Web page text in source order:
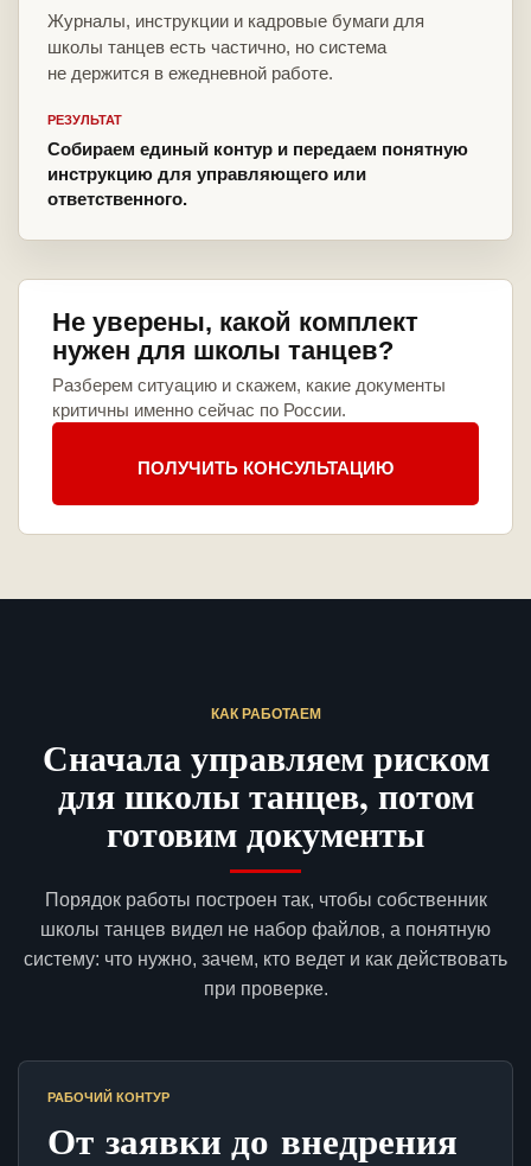
Журналы, инструкции и кадровые бумаги для
школы танцев есть частично, но система
не держится в ежедневной работе.
РЕЗУЛЬТАТ
Собираем единый контур и передаем понятную
инструкцию для управляющего или
ответственного.
Не уверены, какой комплект
нужен для школы танцев?
Разберем ситуацию и скажем, какие документы
критичны именно сейчас по России.
ПОЛУЧИТЬ КОНСУЛЬТАЦИЮ
КАК РАБОТАЕМ
Сначала управляем риском
для школы танцев, потом
готовим документы
Порядок работы построен так, чтобы собственник
школы танцев видел не набор файлов, а понятную
систему: что нужно, зачем, кто ведет и как действовать
при проверке.
РАБОЧИЙ КОНТУР
От заявки до внедрения